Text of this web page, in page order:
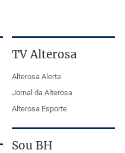
TV Alterosa
Alterosa Alerta
Jornal da Alterosa
Alterosa Esporte
Sou BH